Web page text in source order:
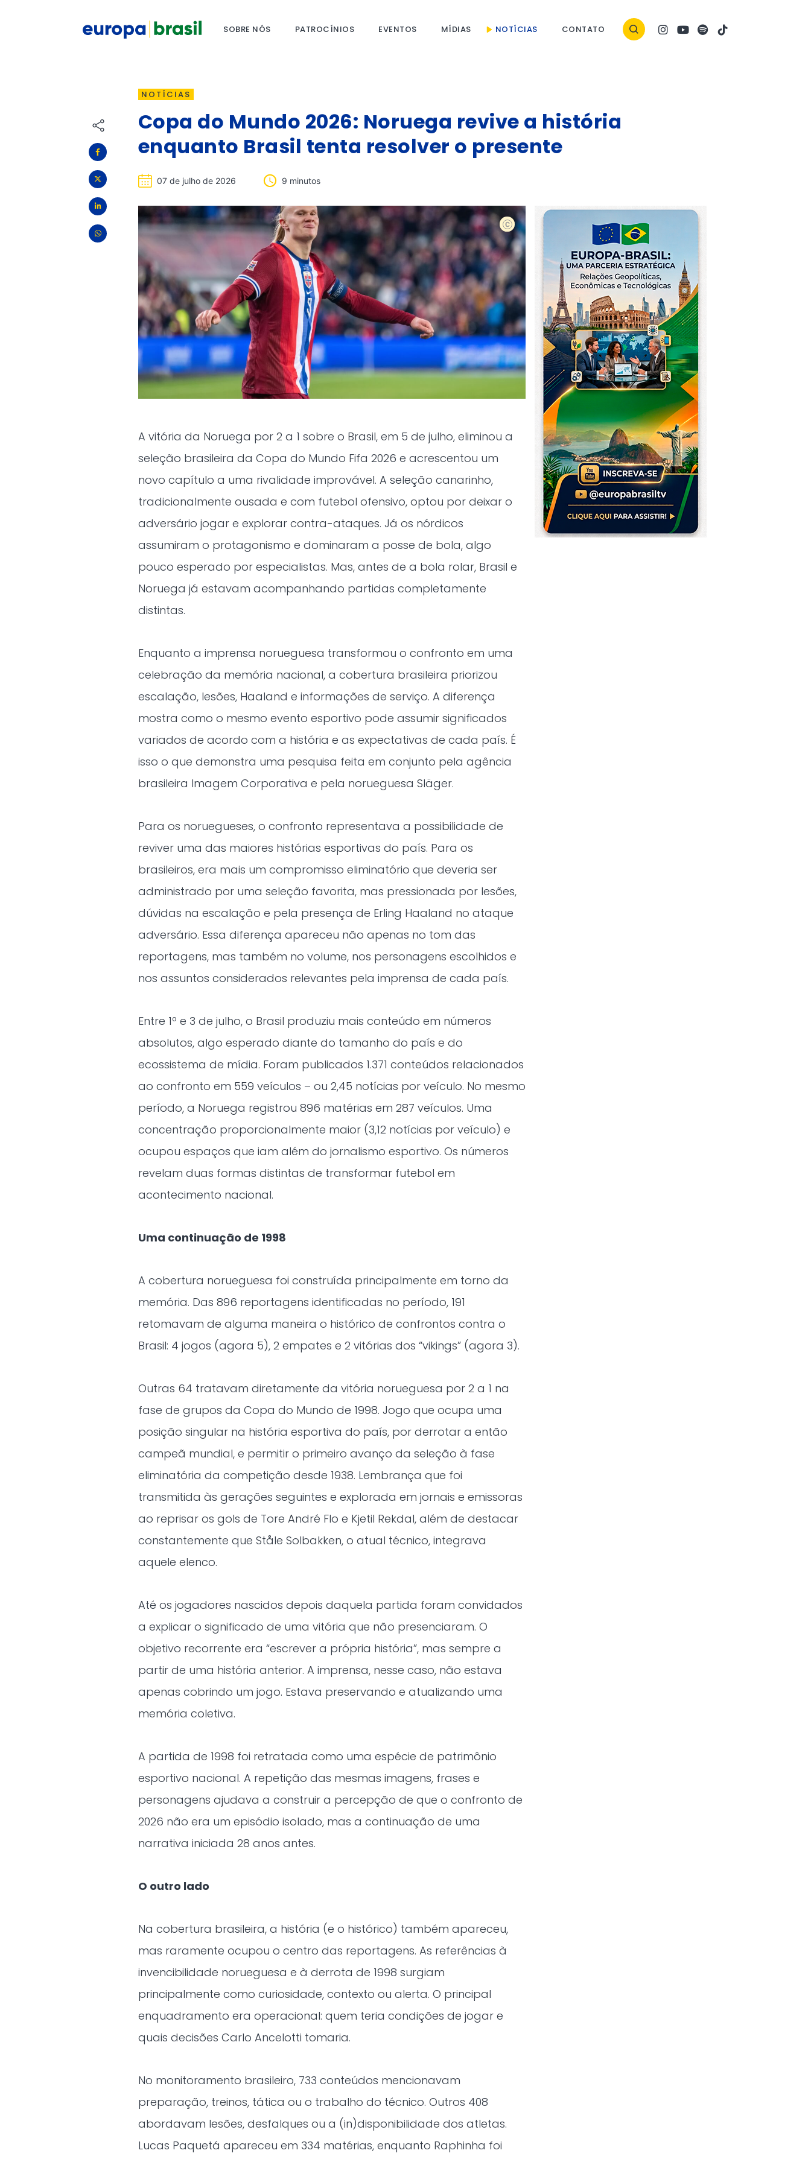
SOBRE NÓS PATROCÍNIOS EVENTOS MÍDIAS NOTÍCIAS CONTATO
NOTÍCIAS
Copa do Mundo 2026: Noruega revive a história
enquanto Brasil tenta resolver o presente
07 de julho de 2026 9 minutos
Foto: Shutterstock
A vitória da Noruega por 2 a 1 sobre o Brasil, em 5 de julho, eliminou a
seleção brasileira da Copa do Mundo Fifa 2026 e acrescentou um
novo capítulo a uma rivalidade improvável. A seleção canarinho,
tradicionalmente ousada e com futebol ofensivo, optou por deixar o
adversário jogar e explorar contra-ataques. Já os nórdicos
assumiram o protagonismo e dominaram a posse de bola, algo
pouco esperado por especialistas. Mas, antes de a bola rolar, Brasil e
Noruega já estavam acompanhando partidas completamente
distintas.
Enquanto a imprensa norueguesa transformou o confronto em uma
celebração da memória nacional, a cobertura brasileira priorizou
escalação, lesões, Haaland e informações de serviço. A diferença
mostra como o mesmo evento esportivo pode assumir significados
variados de acordo com a história e as expectativas de cada país. É
isso o que demonstra uma pesquisa feita em conjunto pela agência
brasileira Imagem Corporativa e pela norueguesa Släger.
Para os noruegueses, o confronto representava a possibilidade de
reviver uma das maiores histórias esportivas do país. Para os
brasileiros, era mais um compromisso eliminatório que deveria ser
administrado por uma seleção favorita, mas pressionada por lesões,
dúvidas na escalação e pela presença de Erling Haaland no ataque
adversário. Essa diferença apareceu não apenas no tom das
reportagens, mas também no volume, nos personagens escolhidos e
nos assuntos considerados relevantes pela imprensa de cada país.
Entre 1º e 3 de julho, o Brasil produziu mais conteúdo em números
absolutos, algo esperado diante do tamanho do país e do
ecossistema de mídia. Foram publicados 1.371 conteúdos relacionados
ao confronto em 559 veículos – ou 2,45 notícias por veículo. No mesmo
período, a Noruega registrou 896 matérias em 287 veículos. Uma
concentração proporcionalmente maior (3,12 notícias por veículo) e
ocupou espaços que iam além do jornalismo esportivo. Os números
revelam duas formas distintas de transformar futebol em
acontecimento nacional.
Uma continuação de 1998
A cobertura norueguesa foi construída principalmente em torno da
memória. Das 896 reportagens identificadas no período, 191
retomavam de alguma maneira o histórico de confrontos contra o
Brasil: 4 jogos (agora 5), 2 empates e 2 vitórias dos “vikings” (agora 3).
Outras 64 tratavam diretamente da vitória norueguesa por 2 a 1 na
fase de grupos da Copa do Mundo de 1998. Jogo que ocupa uma
posição singular na história esportiva do país, por derrotar a então
campeã mundial, e permitir o primeiro avanço da seleção à fase
eliminatória da competição desde 1938. Lembrança que foi
transmitida às gerações seguintes e explorada em jornais e emissoras
ao reprisar os gols de Tore André Flo e Kjetil Rekdal, além de destacar
constantemente que Ståle Solbakken, o atual técnico, integrava
aquele elenco.
Até os jogadores nascidos depois daquela partida foram convidados
a explicar o significado de uma vitória que não presenciaram. O
objetivo recorrente era “escrever a própria história”, mas sempre a
partir de uma história anterior. A imprensa, nesse caso, não estava
apenas cobrindo um jogo. Estava preservando e atualizando uma
memória coletiva.
A partida de 1998 foi retratada como uma espécie de patrimônio
esportivo nacional. A repetição das mesmas imagens, frases e
personagens ajudava a construir a percepção de que o confronto de
2026 não era um episódio isolado, mas a continuação de uma
narrativa iniciada 28 anos antes.
O outro lado
Na cobertura brasileira, a história (e o histórico) também apareceu,
mas raramente ocupou o centro das reportagens. As referências à
invencibilidade norueguesa e à derrota de 1998 surgiam
principalmente como curiosidade, contexto ou alerta. O principal
enquadramento era operacional: quem teria condições de jogar e
quais decisões Carlo Ancelotti tomaria.
No monitoramento brasileiro, 733 conteúdos mencionavam
preparação, treinos, tática ou o trabalho do técnico. Outros 408
abordavam lesões, desfalques ou a (in)disponibilidade dos atletas.
Lucas Paquetá apareceu em 334 matérias, enquanto Raphinha foi